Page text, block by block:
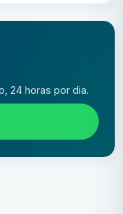
24 horas por dia.